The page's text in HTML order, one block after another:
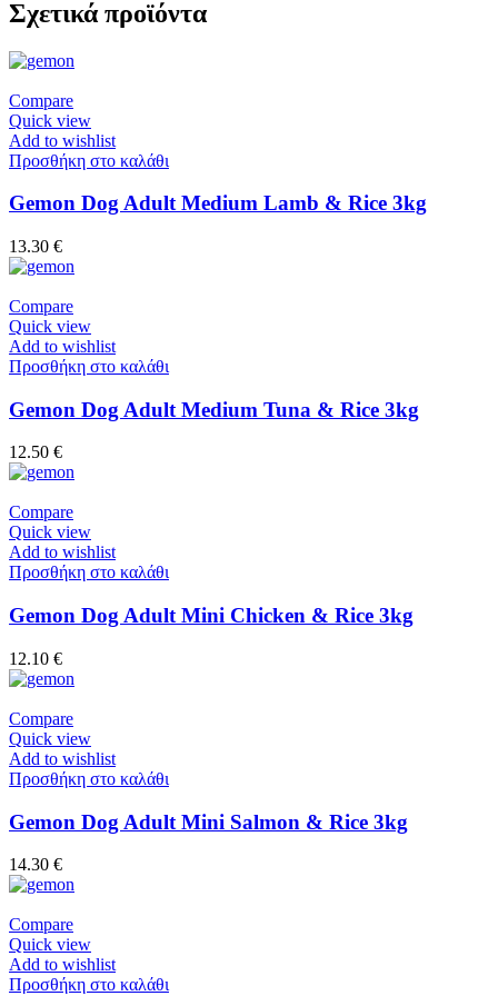
Σχετικά προϊόντα
Compare
Quick view
Add to wishlist
Προσθήκη στο καλάθι
Gemon Dog Adult Medium Lamb & Rice 3kg
13.30 €
Compare
Quick view
Add to wishlist
Προσθήκη στο καλάθι
Gemon Dog Adult Medium Tuna & Rice 3kg
12.50 €
Compare
Quick view
Add to wishlist
Προσθήκη στο καλάθι
Gemon Dog Adult Mini Chicken & Rice 3kg
12.10 €
Compare
Quick view
Add to wishlist
Προσθήκη στο καλάθι
Gemon Dog Adult Mini Salmon & Rice 3kg
14.30 €
Compare
Quick view
Add to wishlist
Προσθήκη στο καλάθι